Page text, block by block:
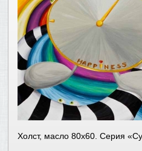
Холст, масло 80х60. Серия